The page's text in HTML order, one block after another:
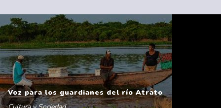
Voz para los guardianes del río Atrato